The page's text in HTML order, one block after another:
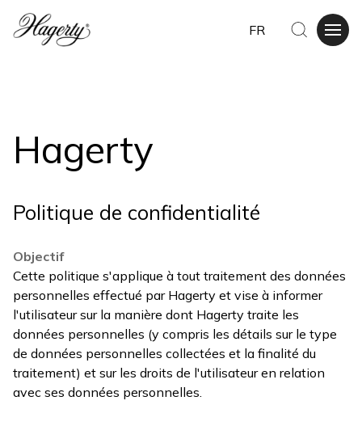
FR
Hagerty
Politique de confidentialité
Objectif
Cette politique s'applique à tout traitement des données
personnelles effectué par Hagerty et vise à informer
l'utilisateur sur la manière dont Hagerty traite les
données personnelles (y compris les détails sur le type
de données personnelles collectées et la finalité du
traitement) et sur les droits de l'utilisateur en relation
avec ses données personnelles.